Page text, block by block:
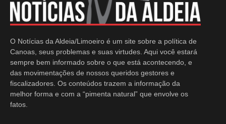
O Notícias da Aldeia/Limoeiro é um site sobre a política de
Canoas, seus problemas e suas virtudes. Aqui você estará
sempre bem informado sobre o que está acontecendo, e
das movimentações de nossos queridos gestores e
fiscalizadores. Os conteúdos trazem a informação da
melhor forma e com a “pimenta natural” que envolve os
fatos.